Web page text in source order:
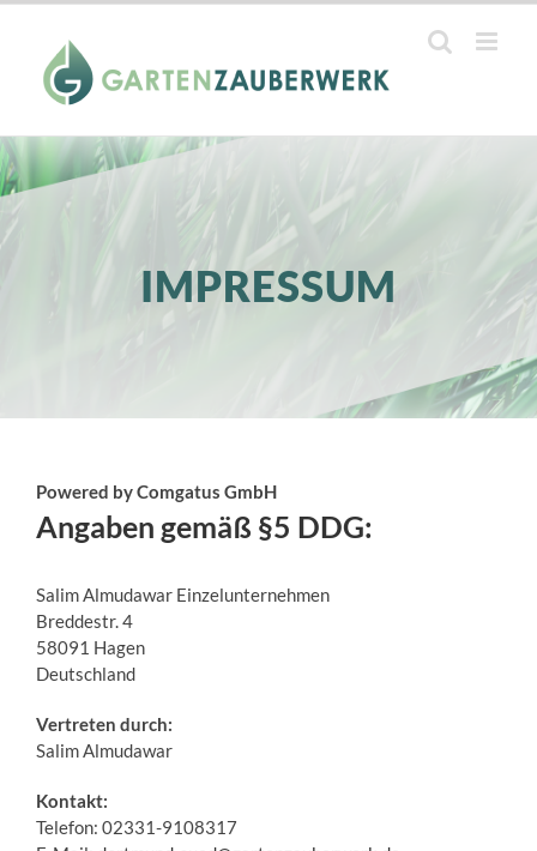
Zum
springen
IMPRESSUM
Powered by Comgatus GmbH
Angaben gemäß §5 DDG:
Salim Almudawar Einzelunternehmen
Breddestr. 4
58091 Hagen
Deutschland
Vertreten durch:
Salim Almudawar
Kontakt:
Telefon: 02331-9108317